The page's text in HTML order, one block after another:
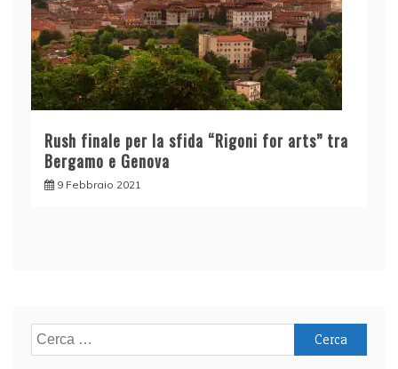
Rush finale per la sfida “Rigoni for arts” tra
Bergamo e Genova
9 Febbraio 2021
Ricerca
per: